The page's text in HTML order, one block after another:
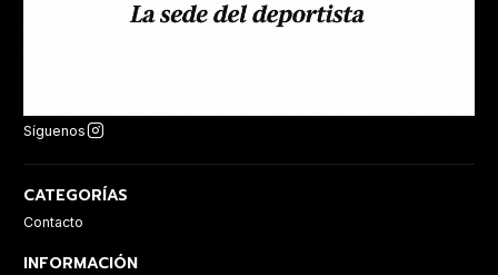
Síguenos
CATEGORÍAS
Contacto
INFORMACIÓN